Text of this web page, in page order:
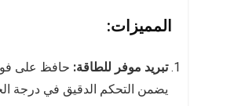
المميزات:
تبريد موفر للطاقة: حافظ على
يضمن التحكم الدقيق في درجة